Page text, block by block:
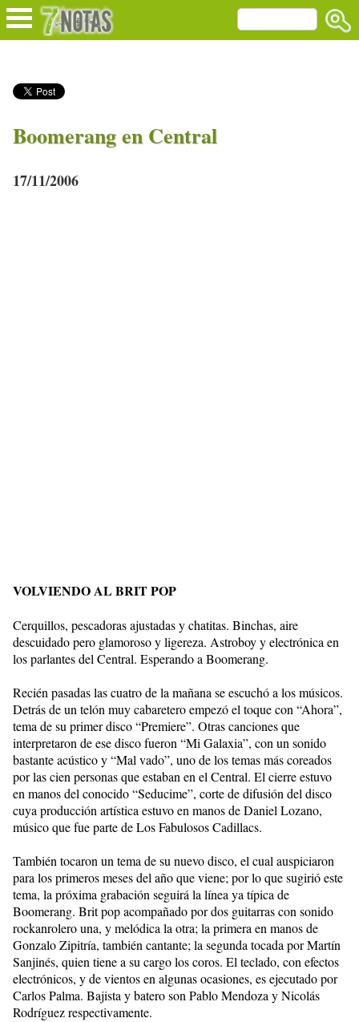
Boomerang en Central
17/11/2006
VOLVIENDO AL BRIT POP
Cerquillos, pescadoras ajustadas y chatitas. Binchas, aire
descuidado pero glamoroso y ligereza. Astroboy y electrónica en
los parlantes del Central. Esperando a Boomerang.
Recién pasadas las cuatro de la mañana se escuchó a los músicos.
Detrás de un telón muy cabaretero empezó el toque con “Ahora”,
tema de su primer disco “Premiere”. Otras canciones que
interpretaron de ese disco fueron “Mi Galaxia”, con un sonido
bastante acústico y “Mal vado”, uno de los temas más coreados
por las cien personas que estaban en el Central. El cierre estuvo
en manos del conocido “Seducime”, corte de difusión del disco
cuya producción artística estuvo en manos de Daniel Lozano,
músico que fue parte de Los Fabulosos Cadillacs.
También tocaron un tema de su nuevo disco, el cual auspiciaron
para los primeros meses del año que viene; por lo que sugirió este
tema, la próxima grabación seguirá la línea ya típica de
Boomerang. Brit pop acompañado por dos guitarras con sonido
rockanrolero una, y melódica la otra; la primera en manos de
Gonzalo Zipitría, también cantante; la segunda tocada por Martín
Sanjinés, quien tiene a su cargo los coros. El teclado, con efectos
electrónicos, y de vientos en algunas ocasiones, es ejecutado por
Carlos Palma. Bajista y batero son Pablo Mendoza y Nicolás
Rodríguez respectivamente.